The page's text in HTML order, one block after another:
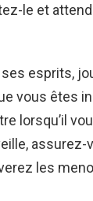
le et
ses esprits,
vous êtes
lorsqu’il
assurez-
les